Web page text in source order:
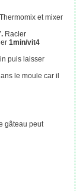
et mixer
Racler
1min/vit4